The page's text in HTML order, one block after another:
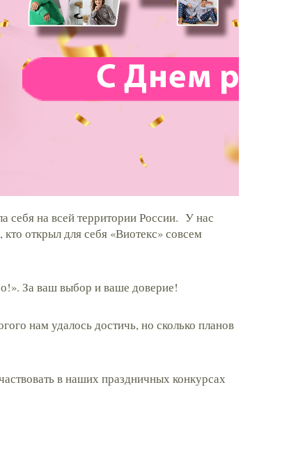
себя на всей территории России. У нас
открыл для себя «Виотекс» совсем
За ваш выбор и ваше доверие!
нам удалось достичь, но сколько планов
в наших праздничных конкурсах